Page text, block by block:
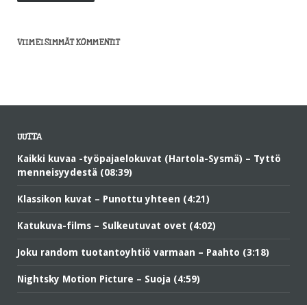
VIIMEISIMMÄT KOMMENTIT
UUTTA
Kaikki kuvaa -työpajaelokuvat (Hartola-Sysmä) – Tyttö
menneisyydestä (08:39)
Klassikon kuvat – Punottu yhteen (4:21)
Katukuva-films – Sulkeutuvat ovet (4:02)
Joku random tuotantoyhtiö varmaan – Paahto (3:18)
Nightsky Motion Picture – Suoja (4:59)